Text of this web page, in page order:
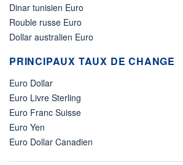
Dinar tunisien Euro
Rouble russe Euro
Dollar australien Euro
PRINCIPAUX TAUX DE CHANGE
Euro Dollar
Euro Livre Sterling
Euro Franc Suisse
Euro Yen
Euro Dollar Canadien